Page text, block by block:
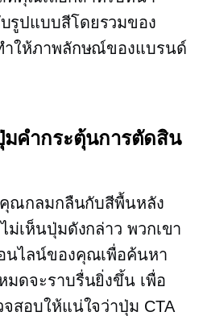
ปแบบสีโดยรวมของ
ำให้ภาพลักษณ์ของแบรนด์
คำกระตุ้นการตัดสิน
ณกลมกลืนกับสีพื้นหลัง
ม่เห็นปุ่มดังกล่าว พวกเขา
นไลน์ของคุณเพื่อค้นหา
มดจะราบรื่นยิ่งขึ้น เพื่อ
สอบให้แน่ใจว่าปุ่ม CTA